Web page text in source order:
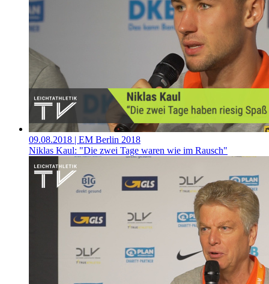
09.08.2018 | EM Berlin 2018
Niklas Kaul: "Die zwei Tage waren wie im Rausch"